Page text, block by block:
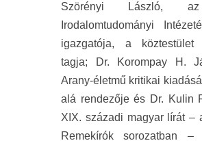
Szörényi László,
Irodalomtudományi
igazgatója, a köztestület
tagja; Dr. Korompay H.
Arany-életmű kritikai
alá rendezője és Dr. Kulin
XIX. századi magyar lírát –
Remekírók sorozatban –